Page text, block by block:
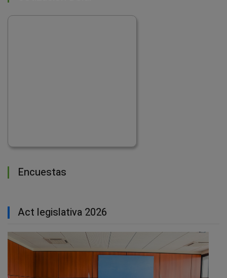
Encuestas
Act legislativa 2026